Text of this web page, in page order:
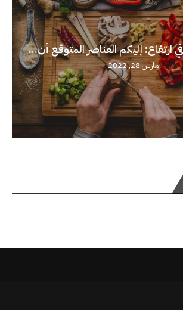
ارتفاع: إليكم العناصر المتوقع أن...
مارس 28, 2022